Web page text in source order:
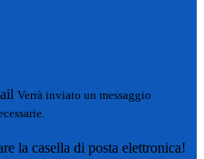
Verrà inviato un messaggio
la casella di posta elettronica!